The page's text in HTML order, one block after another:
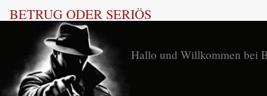
BETRUG ODER SERIÖS
Hallo und Willkommen bei